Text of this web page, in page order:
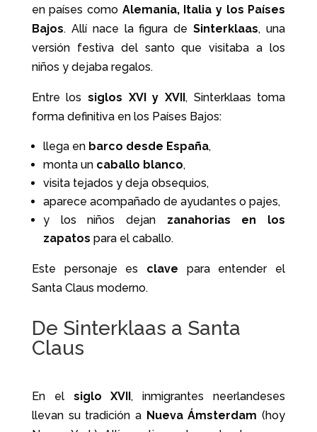
en países como Alemania, Italia y los Países
Bajos. Allí nace la figura deSinterklaas, una
versión festiva del santo que visitaba a los
niños y dejaba regalos.
Entre lossiglos XVI y XVII, Sinterklaas toma
forma definitiva en los Países Bajos:
llega en barco desde España,
monta un caballo blanco,
visita tejados y deja obsequios,
aparece acompañado de ayudantes o pajes,
y los niños dejan zanahorias en los
zapatos para el caballo.
Este personaje es clave para entender el
Santa Claus moderno.
De Sinterklaas a Santa
Claus
En el siglo XVII, inmigrantes neerlandeses
llevan su tradición a Nueva Ámsterdam (hoy